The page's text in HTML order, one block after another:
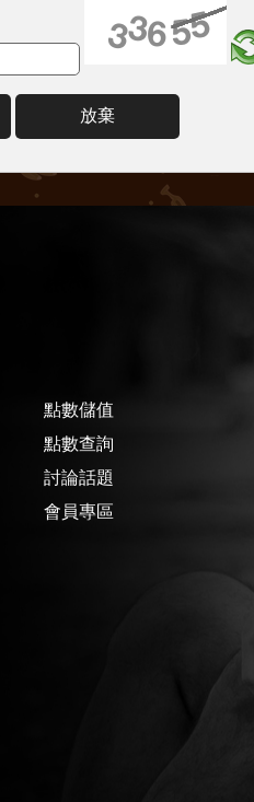
放棄
點數儲值
點數查詢
討論話題
會員專區